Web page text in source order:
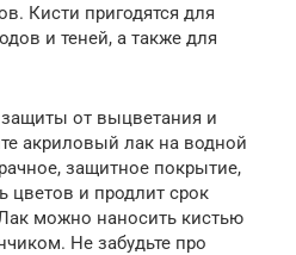
Кисти пригодятся для
и теней, а также для
от выцветания и
акриловый лак на водной
защитное покрытие,
цветов и продлит срок
можно наносить кистью
Не забудьте про